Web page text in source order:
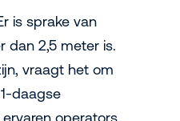
is sprake van
dan 2,5 meter is.
vraagt het om
daagse
operators